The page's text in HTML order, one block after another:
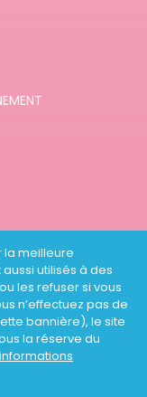
la meilleure
utilisés à des
les refuser si vous
n’effectuez pas de
bannière), le site
la réserve du